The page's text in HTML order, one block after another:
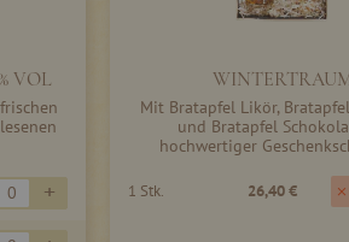
VOL
+
Mit Bratapfel Likör,
und Bratapfel
hochwertiger
1 Stk. 26,40 €